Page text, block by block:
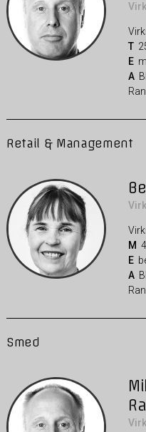
T
E
A
Retail & Management
M
E
A
Smed